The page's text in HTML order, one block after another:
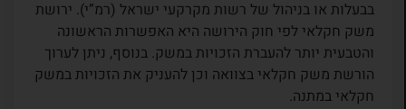
בבעלות או בניהול של רשות מקרקעי ישראל (רמ”י). ירושת
משק חקלאי לפי חוק הירושה היא האפשרות הראשונה
והטבעית יותר להעברת הזכויות במשק. בנוסף, ניתן לערוך
הורשת משק חקלאי בצוואה וכן להעניק את הזכויות במשק
חקלאי במתנה.